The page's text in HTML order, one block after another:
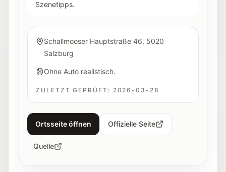
Szenetipps.
Schallmooser Hauptstraße 46, 5020
Salzburg
Ohne Auto realistisch.
ZULETZT GEPRÜFT: 2026-03-28
Ortsseite öffnen Offizielle Seite
Quelle